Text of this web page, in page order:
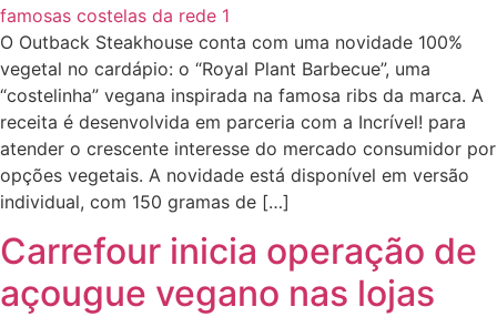
O Outback Steakhouse conta com uma novidade 100%
vegetal no cardápio: o “Royal Plant Barbecue”, uma
“costelinha” vegana inspirada na famosa ribs da marca. A
receita é desenvolvida em parceria com a Incrível! para
atender o crescente interesse do mercado consumidor por
opções vegetais. A novidade está disponível em versão
individual, com 150 gramas de […]
Carrefour inicia operação de
açougue vegano nas lojas